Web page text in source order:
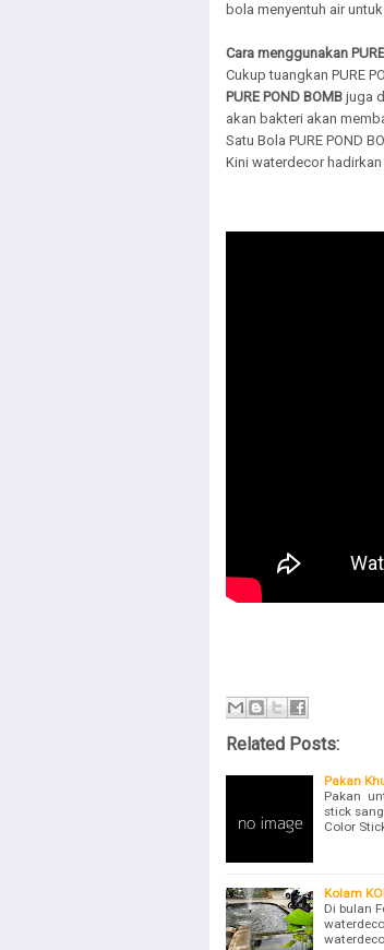
bola menyentuh air
Cara menggunakan
Cukup tuangkan PURE
PURE POND BOMB juga
akan bakteri akan
Satu Bola PURE POND
Kini waterdecor
Related Posts:
Pakan
Pakan
stick
Color
Kolam
Di bulan